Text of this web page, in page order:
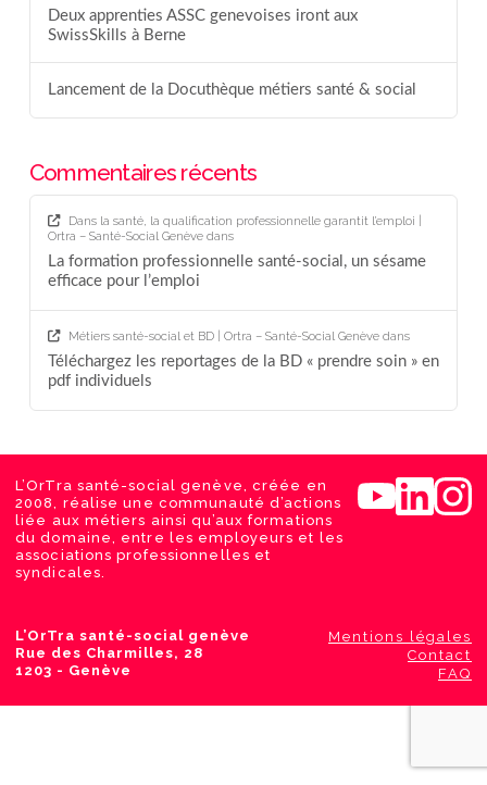
Deux apprenties ASSC genevoises iront aux
SwissSkills à Berne
Lancement de la Docuthèque métiers santé & social
Commentaires récents
Dans la santé, la qualification professionnelle garantit l’emploi |
Ortra – Santé-Social Genèvedans
La formation professionnelle santé-social, un sésame
efficace pour l’emploi
Métiers santé-social et BD | Ortra – Santé-Social Genèvedans
Téléchargez les reportages de la BD « prendre soin » en
pdf individuels
L’OrTra santé-social genève, créée en
2008, réalise une communauté d’actions
liée aux métiers ainsi qu’aux formations
du domaine, entre les employeurs et les
associations professionnelles et
syndicales.
L’OrTra santé-social genève
Rue des Charmilles, 28
1203 - Genève
Mentions légales
Contact
FAQ